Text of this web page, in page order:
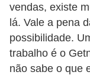
vendas, existe
lá. Vale a pena
possibilidade.
trabalho é o
não sabe o que
i
s
t
a